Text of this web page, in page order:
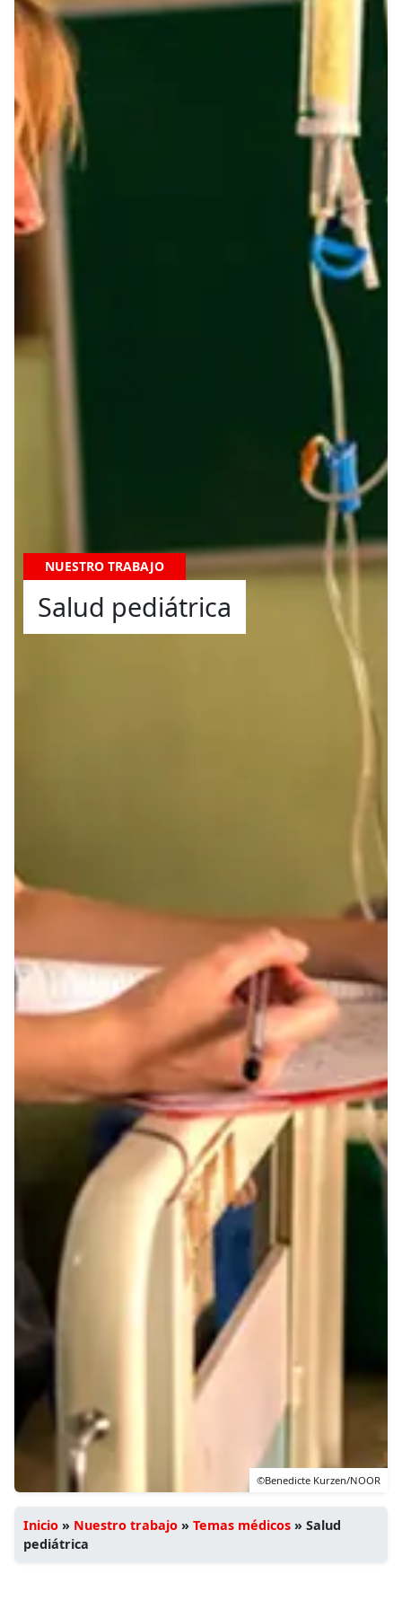
NUESTRO TRABAJO
Salud pediátrica
©Benedicte Kurzen/NOOR
Inicio » Nuestro trabajo » Temas médicos » Salud
pediátrica